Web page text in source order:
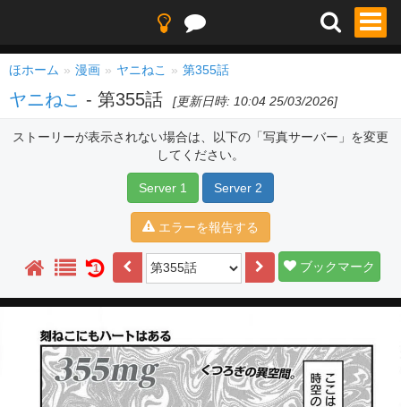
ほホーム 漫画 ヤニねこ 第355話
ヤニねこ - 第355話 [更新日時: 10:04 25/03/2026]
ストーリーが表示されない場合は、以下の「写真サーバー」を変更
してください。
Server 1 Server 2
エラーを報告する
1 ブックマーク